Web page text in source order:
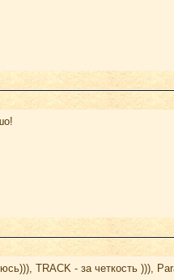
TRACK - за четкость ))),